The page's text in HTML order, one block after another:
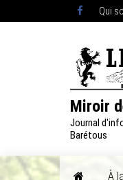
Qui
Miroir
Journal
Barétous
À